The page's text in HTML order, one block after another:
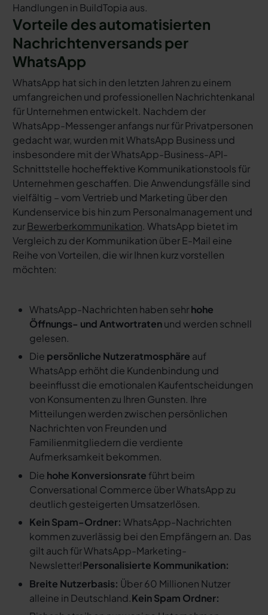
Handlungen in BuildTopia aus.
Vorteile des automatisierten
Nachrichtenversands per
WhatsApp
WhatsApp hat sich in den letzten Jahren zu einem
umfangreichen und professionellen Nachrichtenkanal
für Unternehmen entwickelt. Nachdem der
WhatsApp-Messenger anfangs nur für Privatpersonen
gedacht war, wurden mit WhatsApp Business und
insbesondere mit der WhatsApp-Business-API-
Schnittstelle hocheffektive Kommunikationstools für
Unternehmen geschaffen. Die Anwendungsfälle sind
vielfältig – vom Vertrieb und Marketing über den
Kundenservice bis hin zum Personalmanagement und
zurBewerberkommunikation. WhatsApp bietet im
Vergleich zu der Kommunikation über E-Mail eine
Reihe von Vorteilen, die wir Ihnen kurz vorstellen
möchten:
WhatsApp-Nachrichten haben sehrhohe
Öffnungs- und Antwortratenund werden schnell
gelesen.
Die persönliche Nutzeratmosphäre auf
WhatsApp erhöht die Kundenbindung und
beeinflusst die emotionalen Kaufentscheidungen
von Konsumenten zu Ihren Gunsten. Ihre
Mitteilungen werden zwischen persönlichen
Nachrichten von Freunden und
Familienmitgliedern die verdiente
Aufmerksamkeit bekommen.
Die hohe Konversionsrate führt beim
Conversational Commerce über WhatsApp zu
deutlich gesteigerten Umsatzerlösen.
Kein Spam-Ordner: WhatsApp-Nachrichten
kommen zuverlässig bei den Empfängern an. Das
gilt auch für WhatsApp-Marketing-
Newsletter!Personalisierte Kommunikation:
Breite Nutzerbasis: Über 60 Millionen Nutzer
alleine in Deutschland.Kein Spam Ordner: